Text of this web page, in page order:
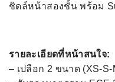
ชิดล์หน้าสองชั้น พร้อม
รายละเอียดที่หน้าสนใจ:
– เปลือก 2 ขนาด (XS-S-